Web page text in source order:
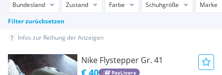
Bundesland Zustand Farbe Schuhgröße
Marke
Filter zurücksetzen
Infos zur Reihung der Anzeigen
Nike Flystepper Gr. 41
€ 40 PayLivery